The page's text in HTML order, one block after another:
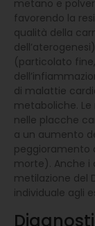
metano e
favorendo la
qualità della
(particolato
di malattie
metaboliche.
nelle placche
a un aumento
peggioramento
morte). Anche i
metilazione del
individuale agli